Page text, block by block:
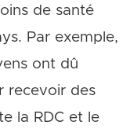
de santé
Par exemple,
ont dû
recevoir des
la RDC et le